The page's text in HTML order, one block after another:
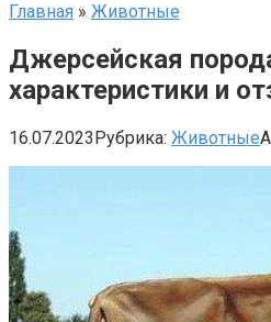
Главная » Животные
Джерсейская
характеристики и
16.07.2023Рубрика: Животные